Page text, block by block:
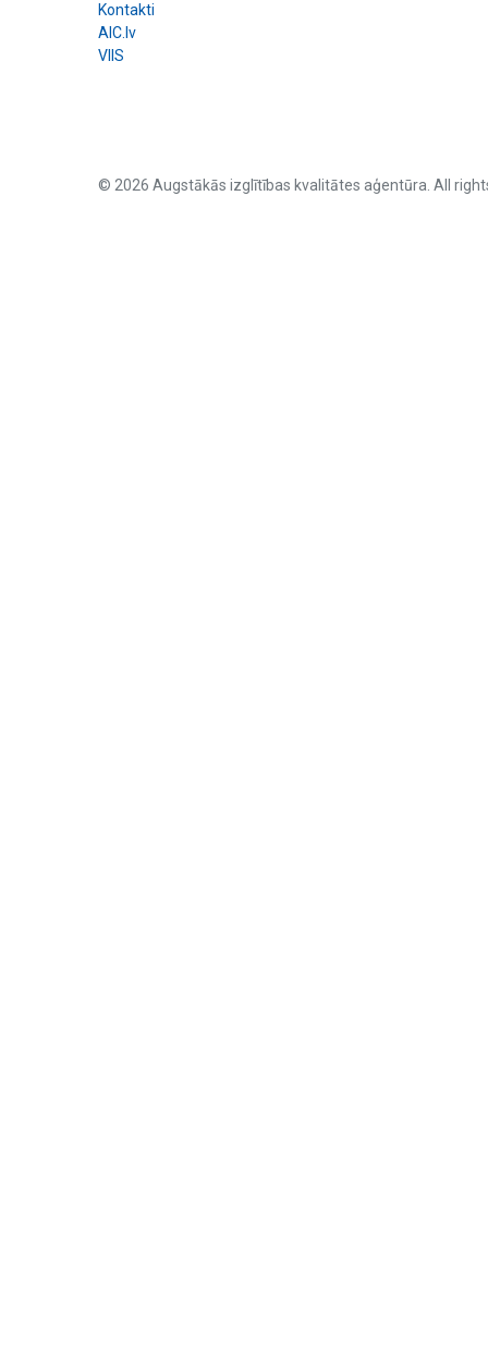
Kontakti
AIC.lv
VIIS
© 2026 Augstākās izglītības kvalitātes aģentūra. All